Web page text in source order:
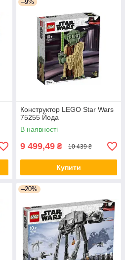
зорієнтують вас у рамках
відповісти на усі запитання.
ВІДПРАВКА
тому більшість відправок
у день оформлення.
про нас
–9%
Конструктор LEGO Star Wars
75255 Йода
В наявності
9 499,49 ₴ 10 439 ₴
Купити
–20%